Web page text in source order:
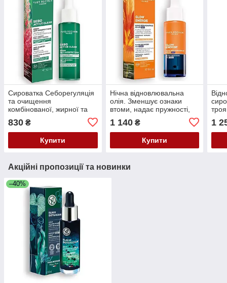
Сироватка Себорегуляція
та очищення
комбінованої, жирної та
проблемної шкіри. Sebo
Active Clear, Ів Роше Yves
Rocher, 30 мл
830 ₴
Купити
Нічна відновлювальна
олія. Зменшує ознаки
втоми, надає пружності,
розгладжує Glow Energie
Yves Rocher, 30 мл
1 140₴
Купити
1
Акційні пропозиції та новинки
–40%